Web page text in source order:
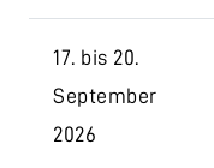
17. bis 20.
September
2026